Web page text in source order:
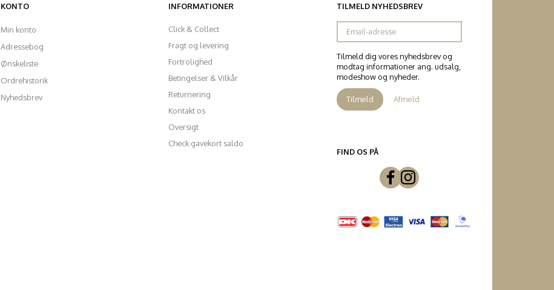
KONTO
Min konto
Adressebog
Ønskeliste
Ordrehistorik
Nyhedsbrev
INFORMATIONER
Click & Collect
Fragt og levering
Fortrolighed
Betingelser & Vilkår
Returnering
Kontakt os
Oversigt
Check gavekort saldo
TILMELD NYHEDSBREV
Email-
adresse
Tilmeld dig vores nyhedsbrev og
modtag informationer ang. udsalg,
modeshow og nyheder.
Tilmeld Afmeld
FIND OS PÅ